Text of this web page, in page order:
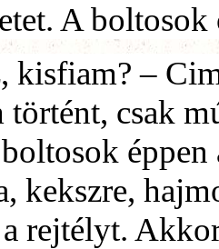
A boltosok
kisfiam? –
történt, csak
kekszre,
rejtélyt.